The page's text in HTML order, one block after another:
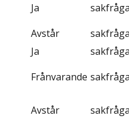
Ja
Avstår
Ja
Frånvarande
Avstår